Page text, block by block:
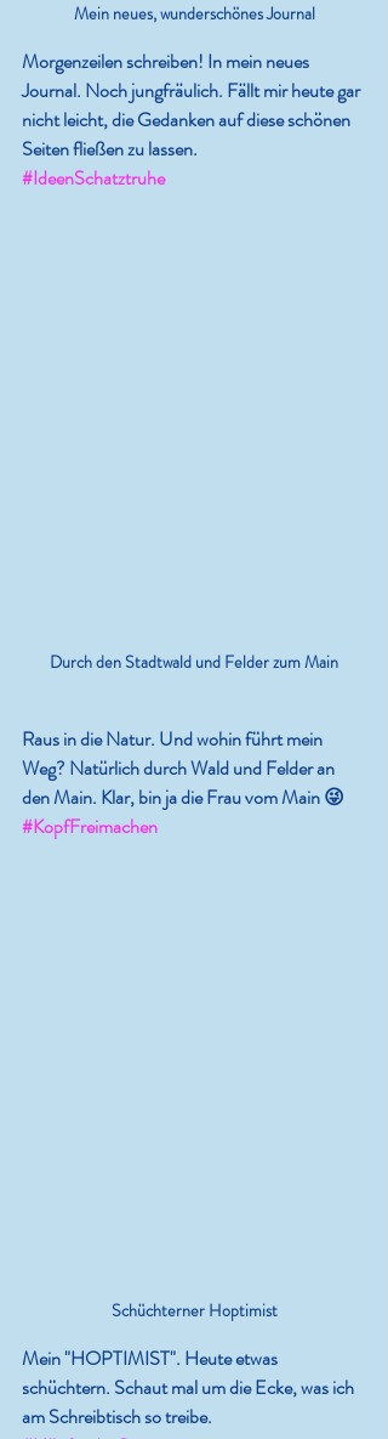
Mein neues, wunderschönes Journal
Morgenzeilen schreiben! In mein neues
Journal. Noch jungfräulich. Fällt mir heute gar
nicht leicht, die Gedanken auf diese schönen
Seiten fließen zu lassen.
#IdeenSchatztruhe
Durch den Stadtwald und Felder zum Main
Raus in die Natur. Und wohin führt mein
Weg? Natürlich durch Wald und Felder an
den Main. Klar, bin ja die Frau vom Main 😜
#KopfFreimachen
Schüchterner Hoptimist
Mein "HOPTIMIST". Heute etwas
schüchtern. Schaut mal um die Ecke, was ich
am Schreibtisch so treibe.